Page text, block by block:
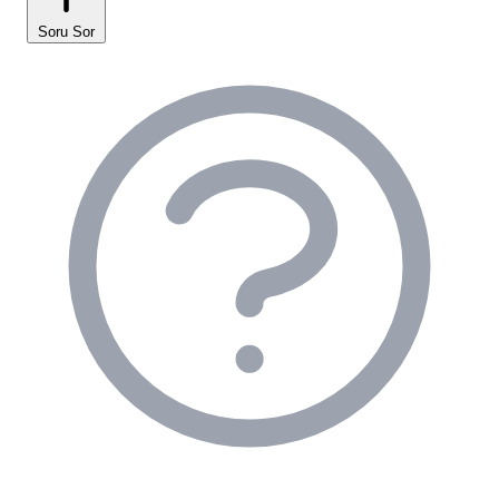
mevcut olup, çadır kurulan alanlarda genel
tuvalet alanları, misafirlerimizin hijyen
gereksinimlerini karşılamak üzere tesisimizde yer
almaktadır. Sıcak su imkanı, genellikle güneş enerjisi
sistemiyle sağlanmakta ve gün içinde yeterli
olmaktadır. Ancak kalabalık dönemlerde tuvalet ve
banyolarda yoğunluk yaşanabileceği veya temizlik
konusunda aksaklıklar olabileceği yorumlarda
belirtilmiştir. Wi-Fi erişimi de tesisimizde
bulunmaktadır, ancak vadi koşulları nedeniyle zaman
zaman sinyal gücünde değişiklikler yaşanabileceği
unutulmamalıdır.
Sosyal olanaklar açısından, tesis bünyesinde
Soru Sor